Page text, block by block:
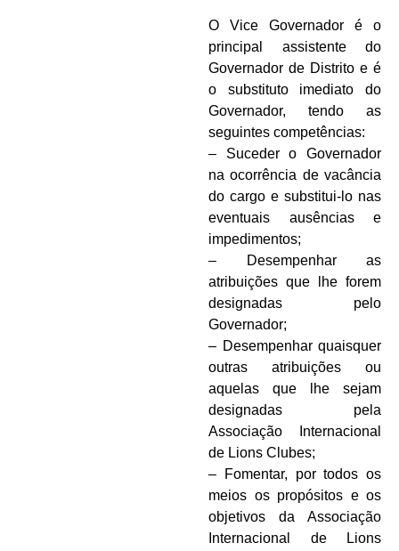
O Vice Governador é o
principal assistente do
Governador de Distrito e é
o substituto imediato do
Governador, tendo as
seguintes competências:
– Suceder o Governador
na ocorrência de vacância
do cargo e substitui-lo nas
eventuais ausências e
impedimentos;
– Desempenhar as
atribuições que lhe forem
designadas pelo
Governador;
– Desempenhar quaisquer
outras atribuições ou
aquelas que lhe sejam
designadas pela
Associação Internacional
de Lions Clubes;
– Fomentar, por todos os
meios os propósitos e os
objetivos da Associação
Internacional de Lions